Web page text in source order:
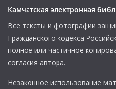
Камчатская электронная
Все тексты и фотографии
Гражданского кодекса
полное или частичное
согласия автора.
Незаконное использование